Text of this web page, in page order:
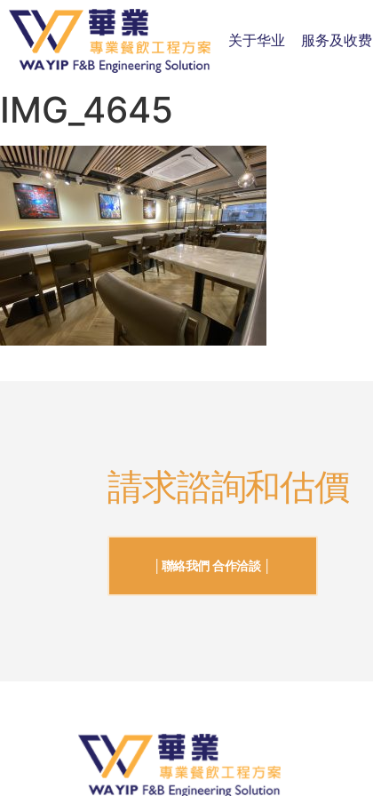
关于华业 服务及收费
IMG_4645
請求諮詢和估價
│聯絡我們 合作洽談 │